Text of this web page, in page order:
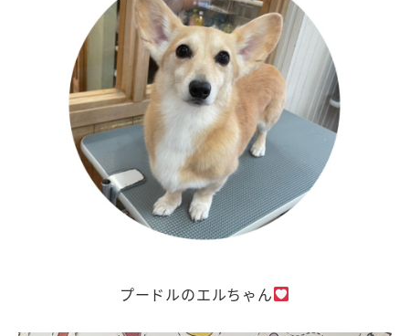
プードルのエルちゃん